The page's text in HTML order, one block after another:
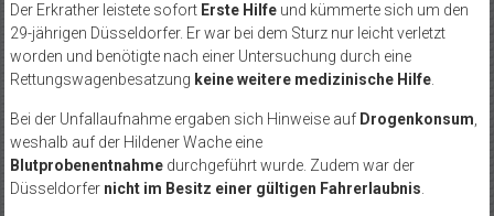
Der Erkrather leistete sofort Erste Hilfeund kümmerte sich um den
29-jährigen Düsseldorfer. Er war bei dem Sturz nur leicht verletzt
worden und benötigte nach einer Untersuchung durch eine
Rettungswagenbesatzung keine weitere medizinische Hilfe.
Bei der Unfallaufnahme ergaben sich Hinweise auf Drogenkonsum,
weshalb auf der Hildener Wache eine
Blutprobenentnahmedurchgeführt wurde. Zudem war der
Düsseldorfer nicht im Besitz einer gültigen Fahrerlaubnis.